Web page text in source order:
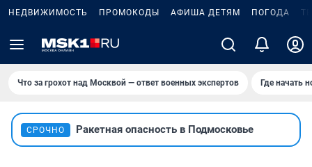
НЕДВИЖИМОСТЬ ПРОМОКОДЫ АФИША ДЕТЯМ ПОГОДА
Что за грохот над Москвой — ответ военных экспертов Где начать
СРОЧНО Ракетная опасность в Подмосковье